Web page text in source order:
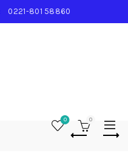
0221-801 58860
0 0